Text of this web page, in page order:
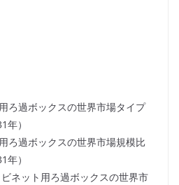
ろ過ボックスの世界市場タイプ
）
ろ過ボックスの世界市場規模比
）
ネット用ろ過ボックスの世界市